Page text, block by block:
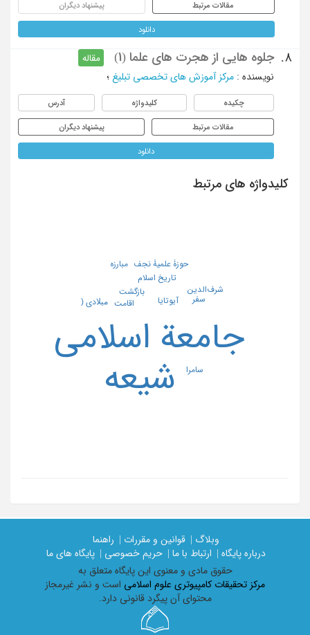
مقالات مرتبط پیشنهاد دیگران
دانلود
8. جلوه هایی از هجرت های علما (1)
مقاله
نویسنده : مرکز آموزش های تخصصی تبلیغ ؛
چکیده کلیدواژه آدرس
مقالات مرتبط پیشنهاد دیگران
دانلود
کلیدواژه های مرتبط
جامعة اسلامی
شیعه
آیوتایا اقامت
بازگشت
تاریخ اسلام
حوزۀ علمیۀ نجف
سامرا
سفر
شرف‌الدین
مبارزه
ﻣﯿﻼدی (
وبلاگ | قوانین و مقررات |
راهنما
درباره پایگاه |
ارتباط با ما | حریم خصوصی |
پایگاه های ما
حقوق مادی و معنوی اين پايگاه متعلق به
مرکز تحقیقات کامپیوتری علوم اسلامی است و نشر غیرمجاز
محتوای آن پیگرد قانونی دارد.